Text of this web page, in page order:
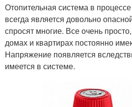
Отопительная система в
всегда является довольно
спросят многие. Все очень
домах и квартирах постоянно
Напряжение появляется
имеется в системе.